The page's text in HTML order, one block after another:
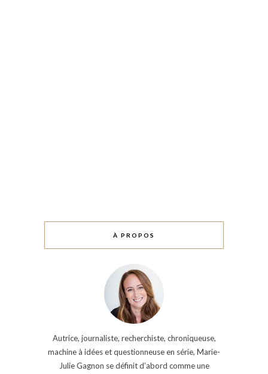
À PROPOS
Autrice, journaliste, recherchiste, chroniqueuse,
machine à idées et questionneuse en série, Marie-
Julie Gagnon se définit d’abord comme une